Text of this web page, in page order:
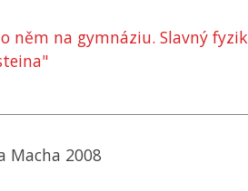
něm na gymnáziu. Slavný fyzik
Macha 2008